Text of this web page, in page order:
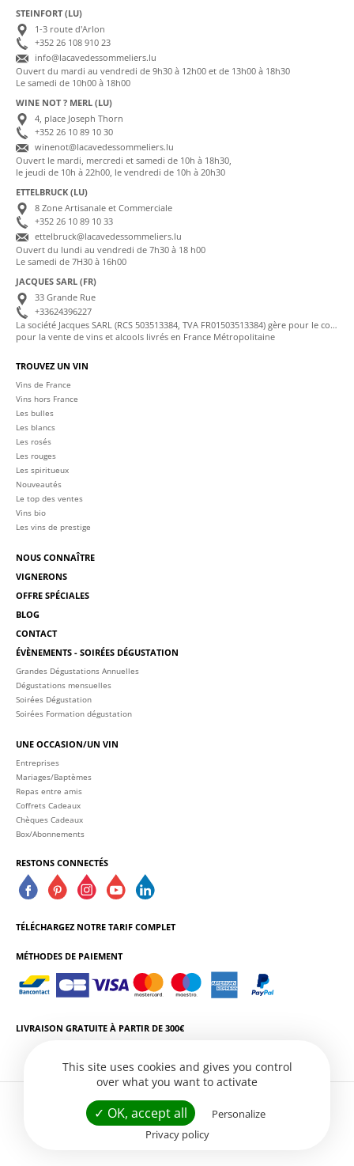
STEINFORT (LU)
1-3 route d'Arlon
+352 26 108 910 23
info@lacavedessommeliers.lu
Ouvert du mardi au vendredi de 9h30 à 12h00 et de 13h00 à 18h30
Le samedi de 10h00 à 18h00
WINE NOT ? MERL (LU)
4, place Joseph Thorn
+352 26 10 89 10 30
winenot@lacavedessommeliers.lu
Ouvert le mardi, mercredi et samedi de 10h à 18h30,
le jeudi de 10h à 22h00, le vendredi de 10h à 20h30
ETTELBRUCK (LU)
8 Zone Artisanale et Commerciale
+352 26 10 89 10 33
ettelbruck@lacavedessommeliers.lu
Ouvert du lundi au vendredi de 7h30 à 18 h00
Le samedi de 7H30 à 16h00
JACQUES SARL (FR)
33 Grande Rue
+33624396227
La société Jacques SARL (RCS 503513384, TVA FR01503513384) gère pour le compte de La Cave des Sommeliers les transactions bancaires et la facturation
pour la vente de vins et alcools livrés en France Métropolitaine
TROUVEZ UN VIN
Vins de France
Vins hors France
Les bulles
Les blancs
Les rosés
Les rouges
Les spiritueux
Nouveautés
Le top des ventes
Vins bio
Les vins de prestige
NOUS CONNAÎTRE
VIGNERONS
OFFRE SPÉCIALES
BLOG
CONTACT
ÉVÈNEMENTS - SOIRÉES DÉGUSTATION
Grandes Dégustations Annuelles
Dégustations mensuelles
Soirées Dégustation
Soirées Formation dégustation
UNE OCCASION/UN VIN
Entreprises
Mariages/Baptèmes
Repas entre amis
Coffrets Cadeaux
Chèques Cadeaux
Box/Abonnements
RESTONS CONNECTÉS
TÉLÉCHARGEZ NOTRE TARIF COMPLET
MÉTHODES DE PAIEMENT
LIVRAISON GRATUITE À PARTIR DE 300€
L'ABUS D'ALCOOL EST DANGEREUX POUR LA SANTÉ. CONSOMMEZ AVEC
MODÉRATION.
Conditions Générales de Vente
Politique de Confidentialité
Site web par
This site uses cookies and gives you control
over what you want to activate
✓ OK, accept all
Personalize
Privacy policy